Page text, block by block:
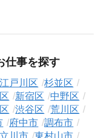
門のキャリアアドバ
寧にヒアリングし、
条件交渉まで、転職
ます。
仕事を探す
江戸川区
杉並区
新宿区
中野区
渋谷区
荒川区
府中市
調布市